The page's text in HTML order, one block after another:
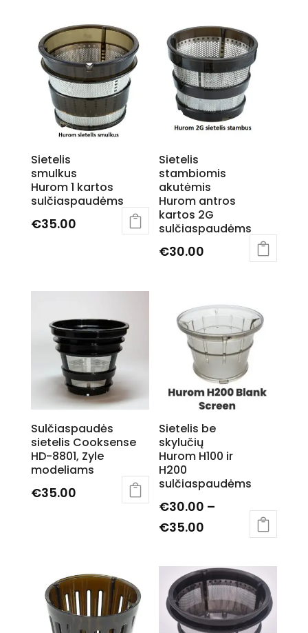
Sietelis
smulkus
Hurom 1 kartos
sulčiaspaudėms
€35.00
Sietelis
stambiomis
akutėmis
Hurom antros
kartos 2G
sulčiaspaudėms
€30.00
Sulčiaspaudės
sietelis Cooksense
HD-8801, Zyle
modeliams
€35.00
Sietelis be
skylučių
Hurom H100 ir
H200
sulčiaspaudėms
€30.00 –
€35.00
€30.00
through
€35.00
has
multiple
variants.
The